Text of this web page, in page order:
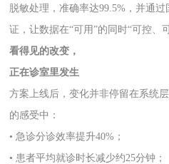
脱敏处理，准确率达99.5%，并通
证，让数据在“可用”的同时“可控、可
看得见的改变，
正在诊室里发生
方案上线后，变化并非停留在系统
的感受中：
• 急诊分诊效率提升40%；
• 患者平均就诊时长减少约25分钟；